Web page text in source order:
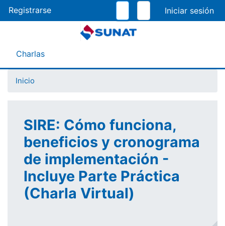
al
contenido
Registrarse
Menú Asistente
Charlas
Inicio
SIRE: Cómo funciona,
beneficios y cronograma
de implementación -
Incluye Parte Práctica
(Charla Virtual)